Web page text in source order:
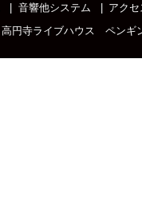
音響他システム
アクセ
高円寺ライブハウス ペンギ